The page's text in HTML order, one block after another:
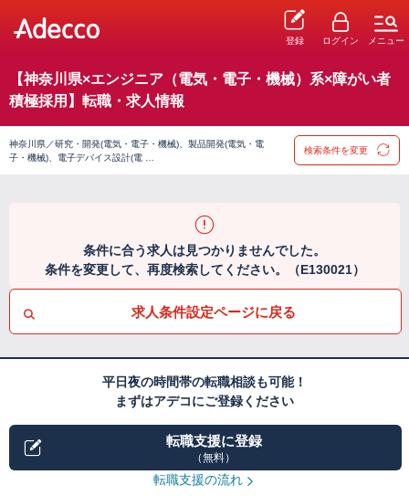
登録 ログイン メニュー
【神奈川県×エンジニア（電気・電子・機械）系×障がい者
積極採用】転職・求人情報
神奈川県／研究・開発(電気・電子・機械)、製品開発(電気・電
子・機械)、電子デバイス設計(電 …
検索条件を変更
条件に合う求人は見つかりませんでした。
条件を変更して、再度検索してください。（E130021）
求人条件設定ページに戻る
平日夜の時間帯の転職相談も可能！
まずはアデコにご登録ください
転職支援に登録
（無料）
転職支援の流れ